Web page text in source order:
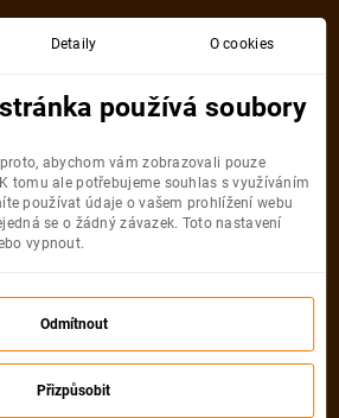
Detaily O cookies
používá soubory
abychom vám zobrazovali pouze
tomu ale potřebujeme souhlas s využíváním
používat údaje o vašem prohlížení webu
se o žádný závazek. Toto nastavení
vypnout.
Odmítnout
Přizpůsobit